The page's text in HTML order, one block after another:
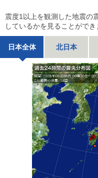
震度1以上を観測した地震の
しているかを見ることができ
日本全体 北日本